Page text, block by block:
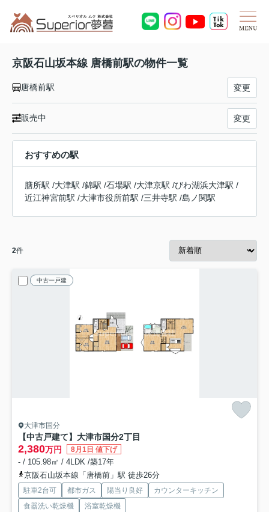
京阪石山坂本線 唐橋前駅の物件一覧
唐橋前駅 変更
販売中 変更
おすすめの駅
膳所駅 /大津駅 /錦駅 /石場駅 /大津京駅 /びわ湖浜大津駅 /
近江神宮前駅 /大津市役所前駅 /三井寺駅 /島ノ関駅
2件
中古一戸建
大津市国分
【中古戸建て】大津市国分2丁目
2,380万円 8月1日 値下げ
- / 105.98㎡ / 4LDK /築17年
京阪石山坂本線「唐橋前」駅 徒歩26分
駐車2台可 都市ガス 陽当り良好
カウンターキッチン
食器洗い乾燥機
浴室乾燥機